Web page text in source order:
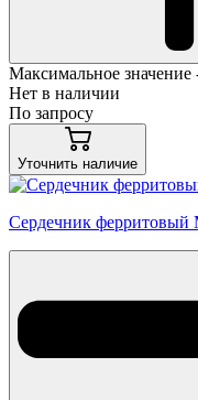
Максимальное значение
Нет в наличии
По запросу
Уточнить наличие
Сердечник